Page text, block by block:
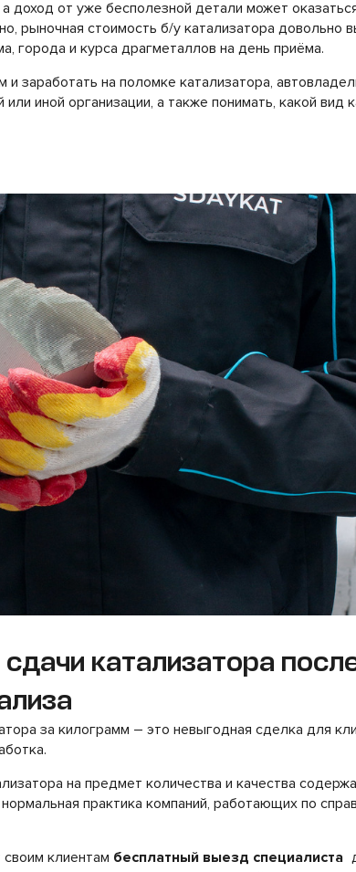
доход от уже бесполезной детали может
рыночная стоимость б/у катализатора довольно
города и курса драгметаллов на день приёма.
заработать на поломке катализатора,
иной организации, а также понимать, какой вид
катализатора
за килограмм – это невыгодная сделка для
на предмет количества и качества
практика компаний, работающих по
клиентам бесплатный выезд специалиста